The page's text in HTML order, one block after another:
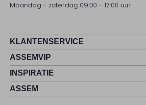
Maandag - zaterdag 09:00 - 17:00 uur
KLANTENSERVICE
ASSEMVIP
INSPIRATIE
ASSEM